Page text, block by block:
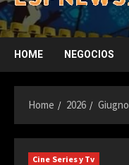
HOME NEGOCIOS
Home 2026 Giugno
Cine Series y Tv